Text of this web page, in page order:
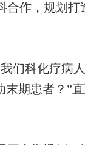
合作，规划
科化疗病
末期患者？”